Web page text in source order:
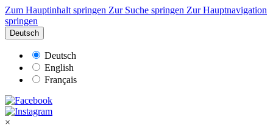
Zum Hauptinhalt springen Zur Suche springen Zur Hauptnavigation
springen
Deutsch
Deutsch
English
Français
×